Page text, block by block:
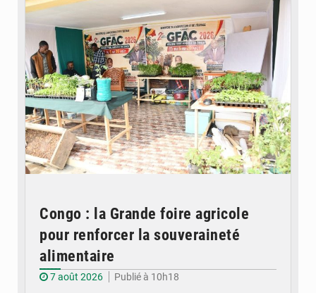
Congo : la Grande foire agricole
pour renforcer la souveraineté
alimentaire
7 août 2026
Publié à 10h18